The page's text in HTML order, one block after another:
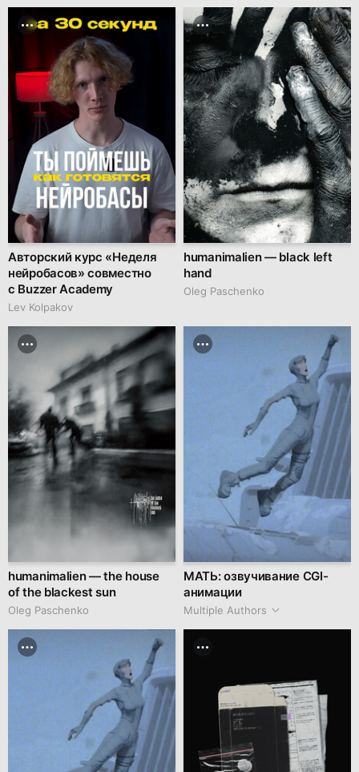
Авторский курс «Неделя
нейробасов» совместно
с Buzzer Academy
Lev Kolpakov
humanimalien — black left
hand
Oleg Paschenko
humanimalien — the house
of the blackest sun
Oleg Paschenko
МАТЬ: озвучивание CGI-
анимации
Multiple Authors